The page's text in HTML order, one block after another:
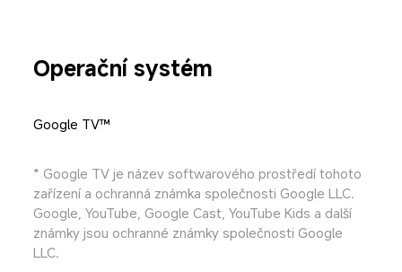
Operační systém
Google TV™
* Google TV je název softwarového prostředí tohoto
zařízení a ochranná známka společnosti Google LLC.
Google, YouTube, Google Cast, YouTube Kids a další
známky jsou ochranné známky společnosti Google
LLC.